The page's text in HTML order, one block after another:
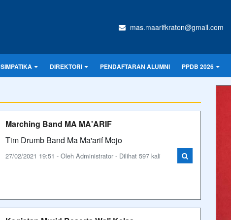
mas.maarifkraton@gmail.com
SIMPATIKA DIREKTORI PENDAFTARAN ALUMNI PPDB 2026
Marching Band MA MA'ARIF
Tim Drumb Band Ma Ma'arif Mojo
27/02/2021 19:51 - Oleh Administrator - Dilihat 597 kali